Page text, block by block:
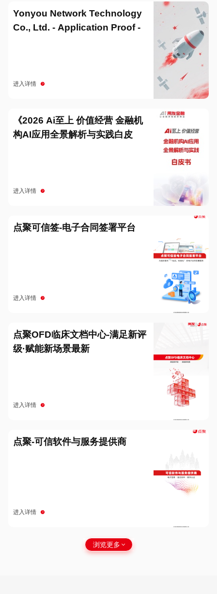
Yonyou Network Technology
Co., Ltd. - Application Proof -
进入详情
《2026 Ai至上 价值经营 金融机
构AI应用全景解析与实践白皮
进入详情
点聚可信签-电子合同签署平台
进入详情
点聚OFD临床文档中心-满足新评
级·赋能新场景最新
进入详情
点聚-可信软件与服务提供商
进入详情
浏览更多